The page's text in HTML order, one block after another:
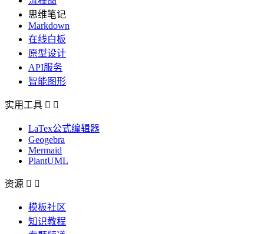
思维笔记
Markdown
在线白板
原型设计
API服务
智能图形
实用工具  
LaTex公式编辑器
Geogebra
Mermaid
PlantUML
资源  
模板社区
知识教程